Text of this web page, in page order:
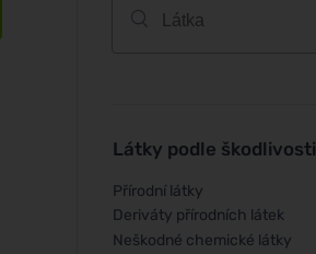
Látky podle škodlivosti
Přírodní látky
Deriváty přírodních látek
Neškodné chemické látky